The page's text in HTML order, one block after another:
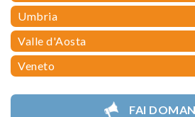
Umbria
Valle d'Aosta
Veneto
FAI